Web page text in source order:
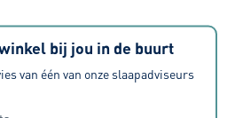
bij jou in de buurt
van één van onze slaapadviseurs